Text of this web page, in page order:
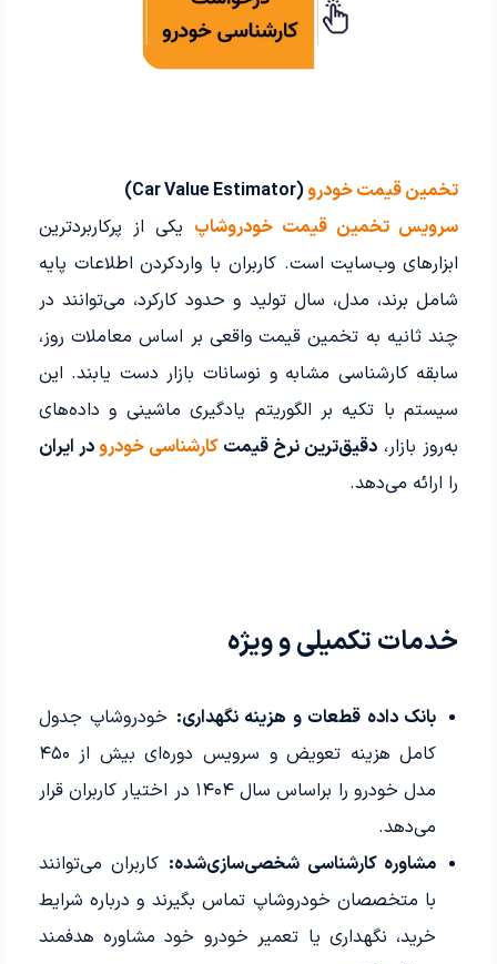
تخمین قیمت خودرو(Car Value Estimator)
سرویس تخمین قیمت خودروشاپ یکی از پرکاربردترین
ابزارهای وب‌سایت است. کاربران با واردکردن اطلاعات پایه
شامل برند، مدل، سال تولید و حدود کارکرد، می‌توانند در
چند ثانیه به تخمین قیمت واقعی بر اساس معاملات روز،
سابقه کارشناسی مشابه و نوسانات بازار دست یابند. این
سیستم با تکیه بر الگوریتم یادگیری ماشینی و داده‌های
به‌روز بازار، دقیق‌ترین نرخ قیمتکارشناسی خودرودر ایران
را ارائه می‌دهد.
خدمات تکمیلی و ویژه
بانک داده قطعات و هزینه نگهداری: خودروشاپ جدول
کامل هزینه تعویض و سرویس دوره‌ای بیش از ۴۵۰
مدل خودرو را براساس سال ۱۴۰۴ در اختیار کاربران قرار
می‌دهد.
مشاوره کارشناسی شخصی‌سازی‌شده: کاربران می‌توانند
با متخصصان خودروشاپ تماس بگیرند و درباره شرایط
خرید، نگهداری یا تعمیر خودرو خود مشاوره هدفمند